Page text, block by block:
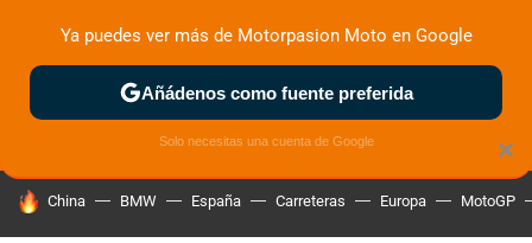
ZONA DE PRUEBAS DEPORTIVAS MOTOS ELÉCTRICAS
HOY SE HABLA DE
China BMW España Carreteras Europa MotoGP
×
Ya puedes ver más de Motorpasion Moto en Google
Añádenos como fuente preferida
Solo necesitas una cuenta de Google